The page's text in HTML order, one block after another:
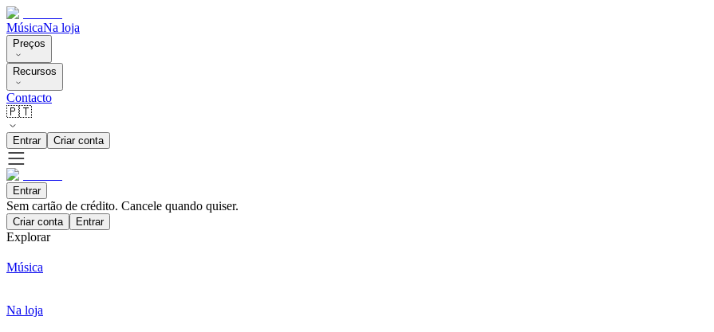
MúsicaNa loja
Preços
Recursos
Contacto
🇵🇹
Entrar Criar conta
Entrar
Sem cartão de crédito. Cancele quando quiser.
Criar conta Entrar
Explorar
Música
Na loja